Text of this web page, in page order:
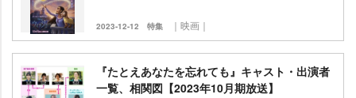
2023-12-12 特集 ｜映画｜
『たとえあなたを忘れても』キャスト・出演者
一覧、相関図【2023年10月期放送】